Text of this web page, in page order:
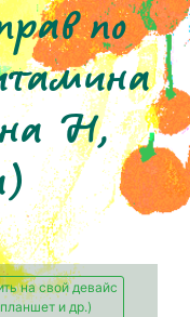
по
H,
на свой девайс
и др.)